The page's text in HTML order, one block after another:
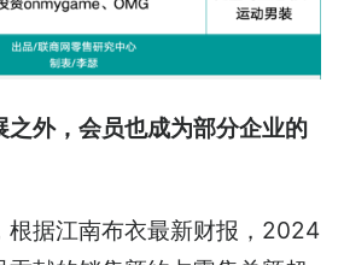
之外，会员也成为部分企业的
根据江南布衣最新财报，2024